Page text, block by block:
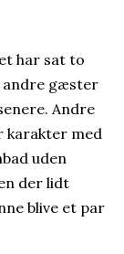
har sat to
andre gæster
Andre
karakter med
uden
der lidt
blive et par